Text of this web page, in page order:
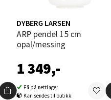
DYBERG LARSEN
ARP pendel 15 cm
opal/messing
1 349,-
Få på nettlager
Kan sendes til butikk